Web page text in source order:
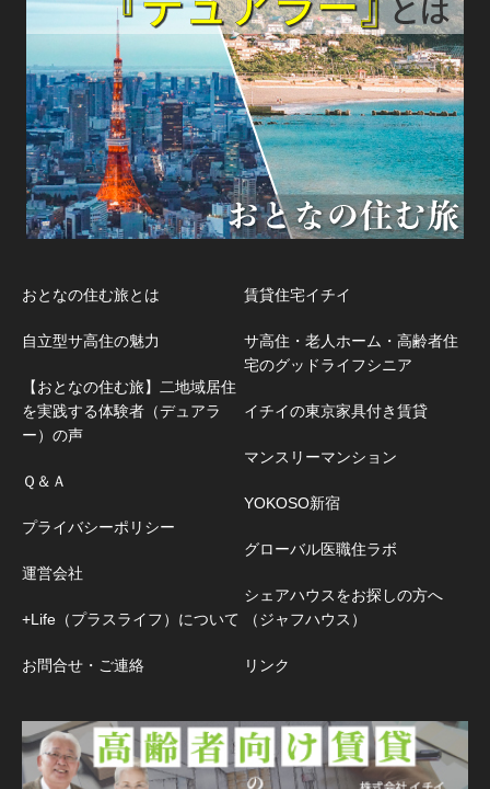
おとなの住む旅とは
自立型サ高住の魅力
【おとなの住む旅】二地域居住
を実践する体験者（デュアラ
ー）の声
Ｑ＆Ａ
プライバシーポリシー
運営会社
+Life（プラスライフ）について
お問合せ・ご連絡
賃貸住宅イチイ
サ高住・老人ホーム・高齢者住
宅のグッドライフシニア
イチイの東京家具付き賃貸
マンスリーマンション
YOKOSO新宿
グローバル医職住ラボ
シェアハウスをお探しの方へ
（ジャフハウス）
リンク